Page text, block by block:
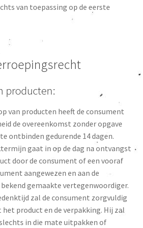
van toepassing op de eerste
producten:
van producten heeft de consument
de overeenkomst zonder opgave
ontbinden gedurende 14 dagen.
gaat in op de dag na ontvangst
door de consument of een vooraf
aangewezen en aan de
gemaakte vertegenwoordiger.
zal de consument zorgvuldig
product en de verpakking. Hij zal
in die mate uitpakken of